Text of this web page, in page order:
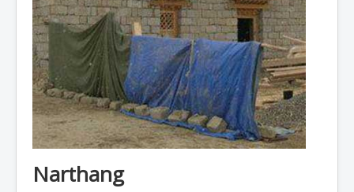
Narthang